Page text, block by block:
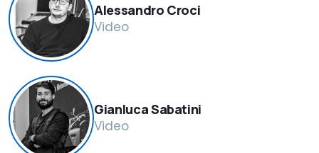
Alessandro Croci
Video
Gianluca Sabatini
Video